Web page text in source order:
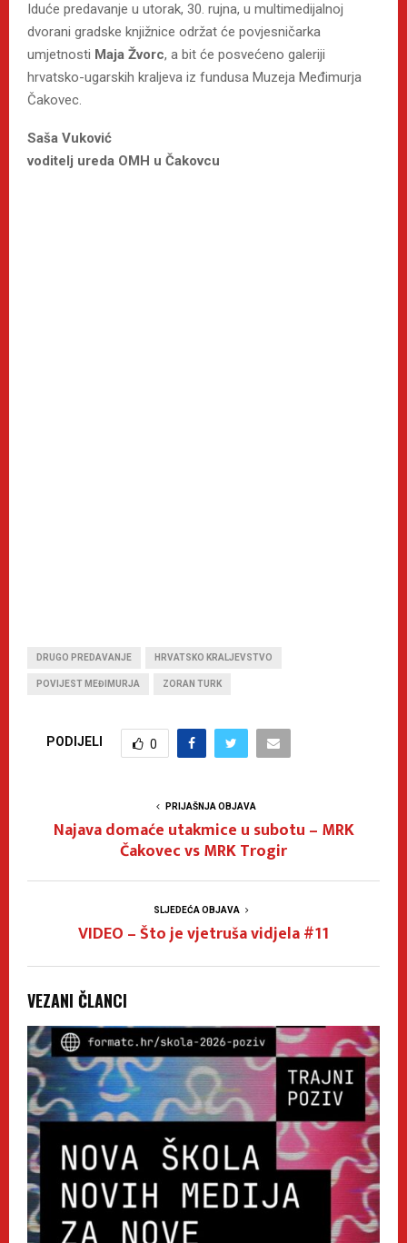
Iduće predavanje u utorak, 30. rujna, u multimedijalnoj
dvorani gradske knjižnice održat će povjesničarka
umjetnosti Maja Žvorc, a bit će posvećeno galeriji
hrvatsko-ugarskih kraljeva iz fundusa Muzeja Međimurja
Čakovec.
Saša Vuković
voditelj ureda OMH u Čakovcu
DRUGO PREDAVANJE HRVATSKO KRALJEVSTVO
POVIJEST MEĐIMURJA ZORAN TURK
PODIJELI 0
PRIJAŠNJA OBJAVA
Najava domaće utakmice u subotu – MRK
Čakovec vs MRK Trogir
SLJEDEĆA OBJAVA
VIDEO – Što je vjetruša vidjela #11
VEZANI ČLANCI